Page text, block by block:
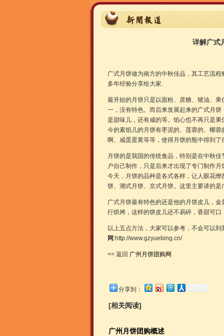
详解广式
广式月饼做为南方的中秋佳品，其工艺流程
多年经验分享给大家.
最开始的月饼只是以面粉、蔗糖、猪油、
一，没有特色。而后来发展起来的广式月
是甜味儿，还有咸的等。馅心也不再只是
今的素馅儿的月饼有枣泥的、莲蓉的、椰
啊、咸蛋蛋黄等等，使得月饼的瓶中得到了
月饼的是我国的传统食品，特别是在中秋
户自己制作，只是后来才出现了专门制作
今天，月饼的品种是各式各样，让人眼花
饼、潮式月饼、京式月饼。这里主要讲的
广式月饼最有特色的还是他的月饼皮儿，
行烘烤，这样的饼皮儿还不易碎，香甜可口
以上五点方法，大家可以参考，不会可以到
网 :http://www.gzyuebing.cn/
<< 返回 广州月饼团购网
分享到：
[相关阅读]
广州月饼团购概述